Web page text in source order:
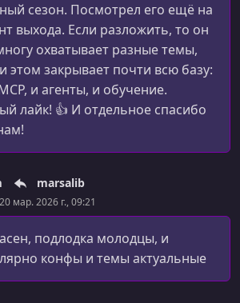
сезон. Посмотрел его ещё на
выхода. Если разложить, то он
охватывает разные темы,
этом закрывает почти всю базу:
и агенты, и обучение.
лайк! 👍 И отдельное спасибо
marsalib
20 мар. 2026 г., 09:21
подлодка молодцы, и
конфы и темы актуальные